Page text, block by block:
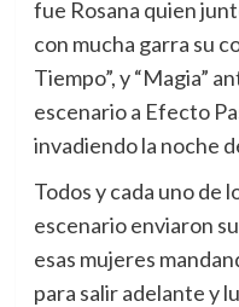
fue Rosana quien
con mucha garra su
Tiempo”, y “Magia”
escenario a Efecto
invadiendo la noche
Todos y cada uno de
escenario enviaron
esas mujeres
para salir adelante y